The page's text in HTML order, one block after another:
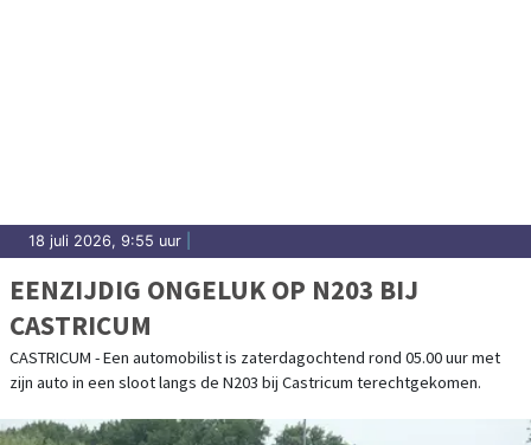
18 juli 2026, 9:55 uur
EENZIJDIG ONGELUK OP N203 BIJ
CASTRICUM
CASTRICUM - Een automobilist is zaterdagochtend rond 05.00 uur met
zijn auto in een sloot langs de N203 bij Castricum terechtgekomen.